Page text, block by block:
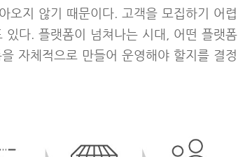
오지 않기 때문이다. 고객을 모집하기 어렵
다. 플랫폼이 넘쳐나는 시대, 어떤 플랫폼
자체적으로 만들어 운영해야 할지를 결정